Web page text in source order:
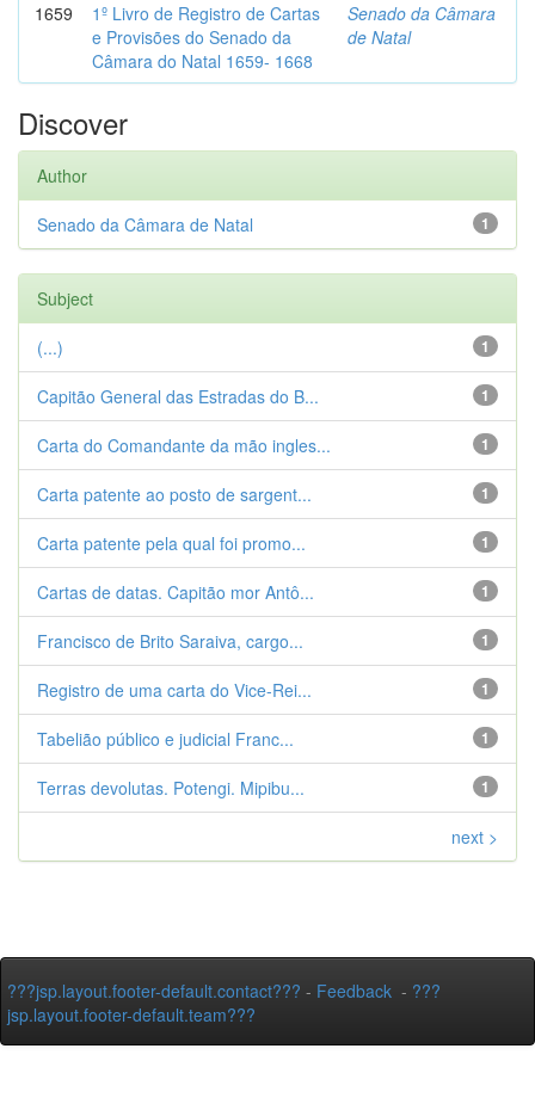
1659
1º Livro de Registro de Cartas
e Provisões do Senado da
Câmara do Natal 1659- 1668
Senado da Câmara
de Natal
Discover
Author
1
Senado da Câmara de Natal
Subject
1
(...)
1
Capitão General das Estradas do B...
1
Carta do Comandante da mão ingles...
1
Carta patente ao posto de sargent...
1
Carta patente pela qual foi promo...
1
Cartas de datas. Capitão mor Antô...
1
Francisco de Brito Saraiva, cargo...
1
Registro de uma carta do Vice-Rei...
1
Tabelião público e judicial Franc...
1
Terras devolutas. Potengi. Mipibu...
next >
???jsp.layout.footer-default.contact??? - Feedback - ???
jsp.layout.footer-default.team???